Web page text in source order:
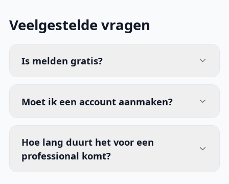
Veelgestelde vragen
Is melden gratis?
Moet ik een account aanmaken?
Hoe lang duurt het voor een
professional komt?